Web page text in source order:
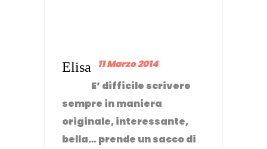
Elisa 11 Marzo 2014
E’ difficile scrivere
sempre in maniera
originale, interessante,
bella… prende un sacco di